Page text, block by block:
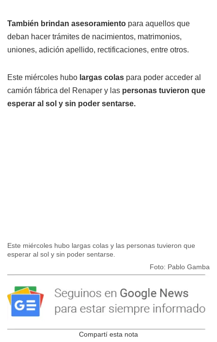
También brindan asesoramiento para aquellos que
deban hacer trámites de nacimientos, matrimonios,
uniones, adición apellido, rectificaciones, entre otros.
Este miércoles hubo largas colas para poder acceder al
camión fábrica del Renaper y las personas tuvieron que
esperar al sol y sin poder sentarse.
Este miércoles hubo largas colas y las personas tuvieron que
esperar al sol y sin poder sentarse.
Foto: Pablo Gamba